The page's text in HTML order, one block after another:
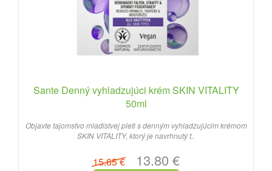
Sante Denný vyhladzujúci krém SKIN VITALITY
50ml
Objavte tajomstvo mladistvej pleti s denným vyhladzujúcim krémom
SKIN VITALITY, ktorý je navrhnutý t..
15.65 €13.80 €